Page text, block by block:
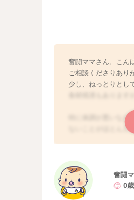
奮闘ママさん、こん
ご相談くださりあり
少し、ねっとりとし
特に体調が悪いな
ないことがほとんど
赤ちゃんのウンチで
多い、オムツからは
奮闘
0